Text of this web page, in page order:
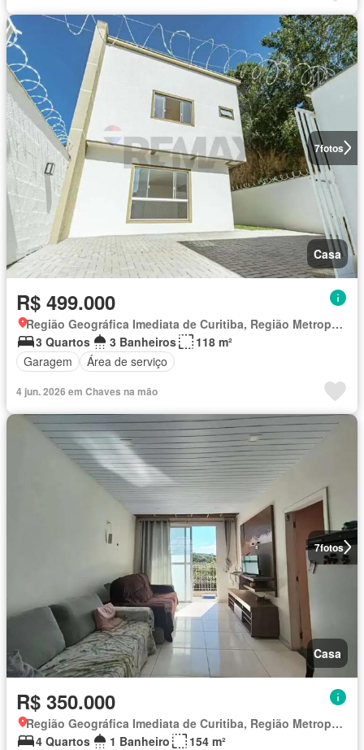
7fotos
Casa
R$ 499.000
Região Geográfica Imediata de Curitiba, Região Metropolitana de Curitiba
3 Quartos
3 Banheiros
118 m²
Garagem
Área de serviço
4 jun. 2026 em Chaves na mão
7fotos
Casa
R$ 350.000
Região Geográfica Imediata de Curitiba, Região Metropolitana de Curitiba
4 Quartos
1 Banheiro
154 m²